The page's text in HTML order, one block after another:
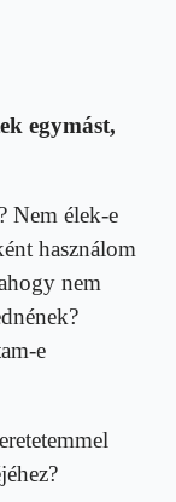
egymást,
Nem élek-e
használom
nem
e